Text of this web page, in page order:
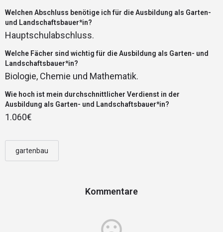
Welchen Abschluss benötige ich für die Ausbildung als Garten-
und Landschaftsbauer*in?
Hauptschulabschluss.
Welche Fächer sind wichtig für die Ausbildung als Garten- und
Landschaftsbauer*in?
Biologie, Chemie und Mathematik.
Wie hoch ist mein durchschnittlicher Verdienst in der
Ausbildung als Garten- und Landschaftsbauer*in?
1.060€
gartenbau
Kommentare